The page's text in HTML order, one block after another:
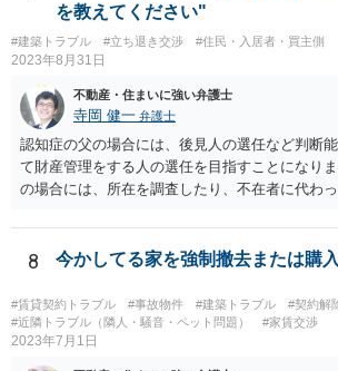
を教えてください"
#建築トラブル #立ち退き交渉 #住民・入居者・買主側
2023年8月31日
不動産・住まいに強い弁護士
寺岡 健一 弁護士
認知症の父の場合には、後見人の選任など判断
て財産管理をする人の選任を目指すことになり
の場合には、所在を調査したり、不在者に代わ
8 今かしてる家を強制撤去または購
#賃貸契約トラブル #事故物件 #建築トラブル
#契約解
#近隣トラブル（隣人・騒音・ペット問題）
#家賃交渉
2023年7月1日